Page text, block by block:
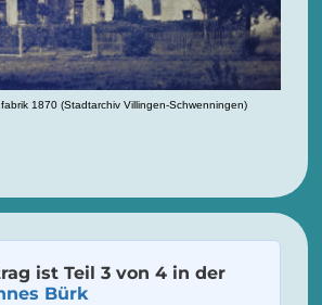
1870 (Stadtarchiv Villingen-Schwenningen)
ist Teil 3 von 4 in der
Bürk